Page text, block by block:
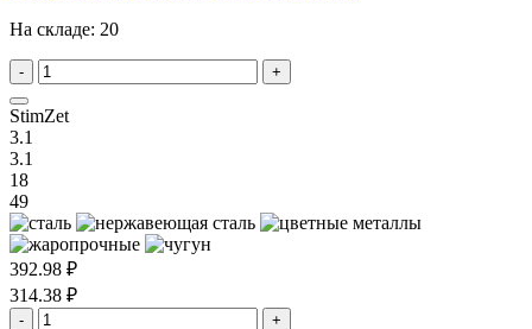
На складе: 20
- +
StimZet
3.1
3.1
18
49
392.98 ₽
314.38 ₽
- +